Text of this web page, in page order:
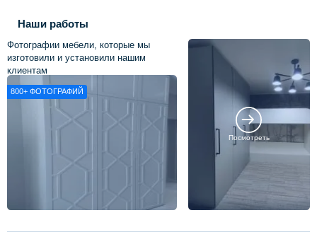
Наши работы
Фотографии мебели, которые мы
изготовили и установили нашим
клиентам
800+ ФОТОГРАФИЙ
Посмотреть